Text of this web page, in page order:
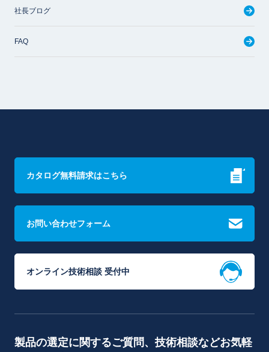
社長ブログ
FAQ
カタログ無料請求はこちら
お問い合わせフォーム
オンライン技術相談 受付中
製品の選定に関するご質問、技術相談などお気軽